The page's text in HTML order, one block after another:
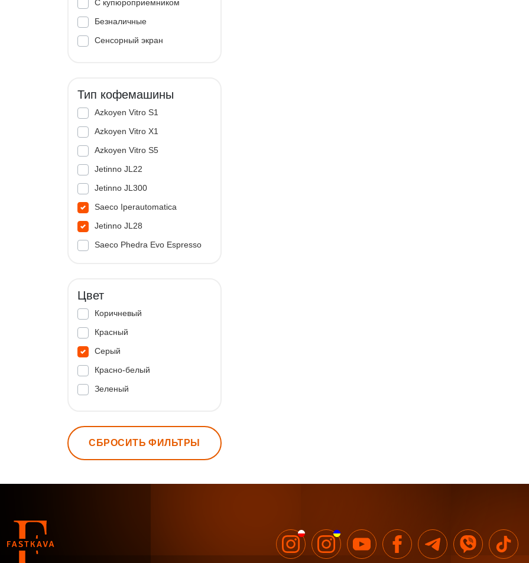
С купюроприемником
Безналичные
Сенсорный экран
Тип кофемашины
Azkoyen Vitro S1
Azkoyen Vitro X1
Azkoyen Vitro S5
Jetinno JL22
Jetinno JL300
Saeco Iperautomatica
Jetinno JL28
Saeco Phedra Evo Espresso
Цвет
Коричневый
Красный
Серый
Красно-белый
Зеленый
СБРОСИТЬ ФИЛЬТРЫ